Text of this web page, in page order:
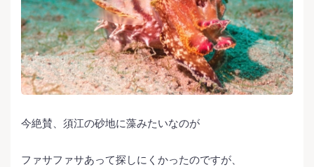
今絶賛、須江の砂地に藻みたいなのが
ファサファサあって探しにくかったのですが、